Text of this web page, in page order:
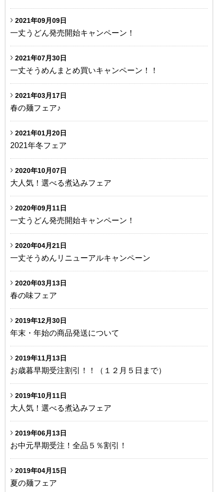
2021年09月09日
一丈うどん発売開始キャンペーン！
2021年07月30日
一丈そうめんまとめ買いキャンペーン！！
2021年03月17日
春の麺フェア♪
2021年01月20日
2021年冬フェア
2020年10月07日
大人気！選べる煮込みフェア
2020年09月11日
一丈うどん発売開始キャンペーン！
2020年04月21日
一丈そうめんリニューアルキャンペーン
2020年03月13日
春の味フェア
2019年12月30日
年末・年始の商品発送について
2019年11月13日
お歳暮早期受注割引！！（１２月５日まで）
2019年10月11日
大人気！選べる煮込みフェア
2019年06月13日
お中元早期受注！全品５％割引！
2019年04月15日
夏の麺フェア